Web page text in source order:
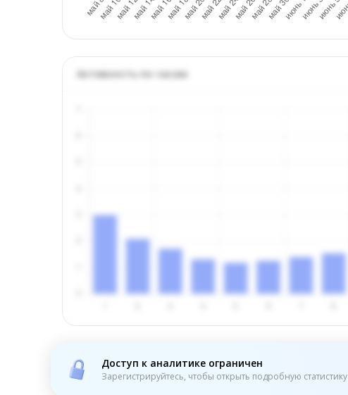
Активность по часам
Доступ к аналитике ограничен
Зарегистрируйтесь, чтобы открыть подробную статистику